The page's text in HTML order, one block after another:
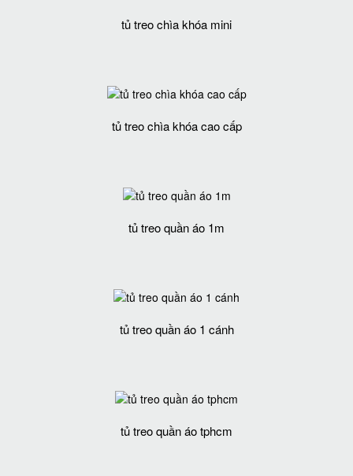
tủ treo chìa khóa mini
tủ treo chìa khóa cao cấp
tủ treo quần áo 1m
tủ treo quần áo 1 cánh
tủ treo quần áo tphcm